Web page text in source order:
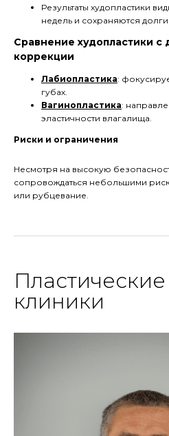
Результаты худопластики
недель и сохраняются
Сравнение худопластики
коррекции
Лабиопластика:
губах.
Вагинопластика:
эластичности влагалища.
Риски и ограничения
Несмотря на высокую
сопровождаться небольшими
или рубцевание.
клиники